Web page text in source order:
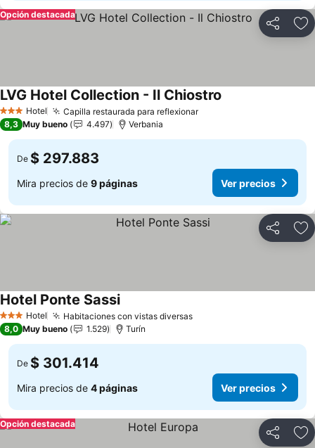
Compartir
Opción destacada
3 Estrellas
Hotel Capilla restaurada para reflexionar
LVG Hotel Collection - Il Chiostro
8,3 Muy bueno 4.497 Verbania
De $ 297.883
Mira precios de 9 páginas Ver precios
Compartir
3 Estrellas
Hotel Habitaciones con vistas diversas
Hotel Ponte Sassi
8,0 Muy bueno 1.529 Turín
De $ 301.414
Mira precios de 4 páginas Ver precios
Compartir
Opción destacada